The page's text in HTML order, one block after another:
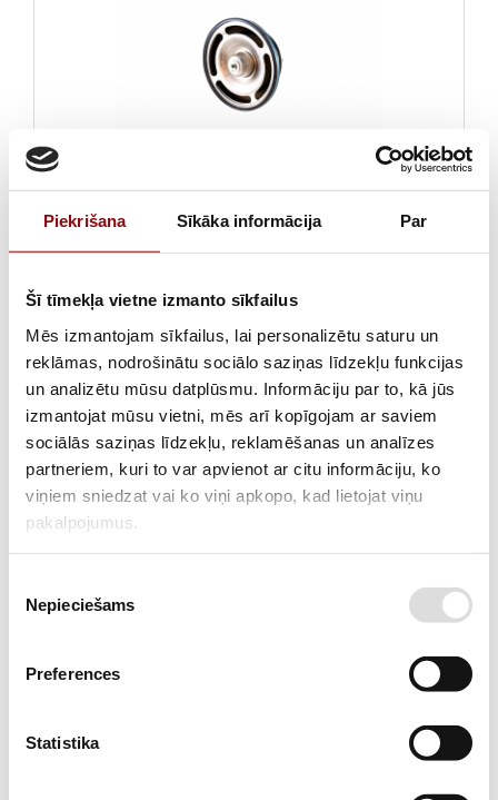
Piekrišana Sīkāka informācija Par
Šī tīmekļa vietne izmanto sīkfailus
Mēs izmantojam sīkfailus, lai personalizētu saturu un
reklāmas, nodrošinātu sociālo saziņas līdzekļu funkcijas
un analizētu mūsu datplūsmu. Informāciju par to, kā jūs
izmantojat mūsu vietni, mēs arī kopīgojam ar saviem
sociālās saziņas līdzekļu, reklamēšanas un analīzes
partneriem, kuri to var apvienot ar citu informāciju, ko
viņiem sniedzat vai ko viņi apkopo, kad lietojat viņu
pakalpojumus.
izvēle
Nepieciešams
Preferences
Statistika
Termostats Volvo D9, 330053156
Termostats tablete NC 120/98°C, 37-913-81
Termostats REZ90321080